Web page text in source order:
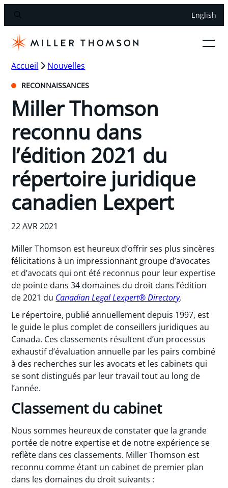
English
Accueil Nouvelles
RECONNAISSANCES
Miller Thomson
reconnu dans
l’édition 2021 du
répertoire juridique
canadien Lexpert
22 AVR 2021
Miller Thomson est heureux d’offrir ses plus sincères
félicitations à un impressionnant groupe d’avocates
et d’avocats qui ont été reconnus pour leur expertise
de pointe dans 34 domaines du droit dans l’édition
de 2021 du Canadian Legal Lexpert® Directory.
Le répertoire, publié annuellement depuis 1997, est
le guide le plus complet de conseillers juridiques au
Canada. Ces classements résultent d’un processus
exhaustif d’évaluation annuelle par les pairs combiné
à des recherches sur les avocats et les cabinets qui
se sont distingués par leur travail tout au long de
l’année.
Classement du cabinet
Nous sommes heureux de constater que la grande
portée de notre expertise et de notre expérience se
reflète dans ces classements. Miller Thomson est
reconnu comme étant un cabinet de premier plan
dans les domaines du droit suivants :